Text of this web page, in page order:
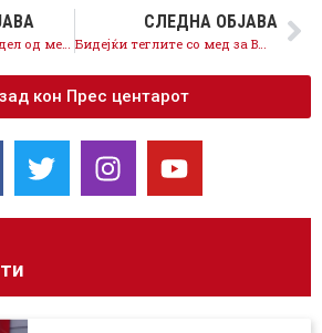
Славески прифаќа дел од мерките на СДСМ, потребна е седница на Советот за загадениот воздух во Скопје
СЛЕДНА ОБЈАВА
Бидејќи теглите со мед за ВМРО-ДПМНЕ им се најважни ништо не презема за граѓаните на Скопје
кон Прес центарот